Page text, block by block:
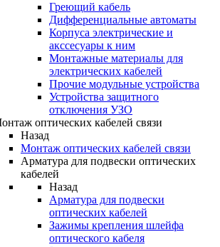
Греющий кабель
Дифференциальные автоматы
Корпуса электрические и
акссесуары к ним
Монтажные материалы для
электрических кабелей
Прочие модульные устройства
Устройства защитного
отключения УЗО
оптических кабелей связи
Назад
Монтаж оптических кабелей связи
Арматура для подвески оптических
кабелей
Назад
Арматура для подвески
оптических кабелей
Зажимы крепления шлейфа
оптического кабеля